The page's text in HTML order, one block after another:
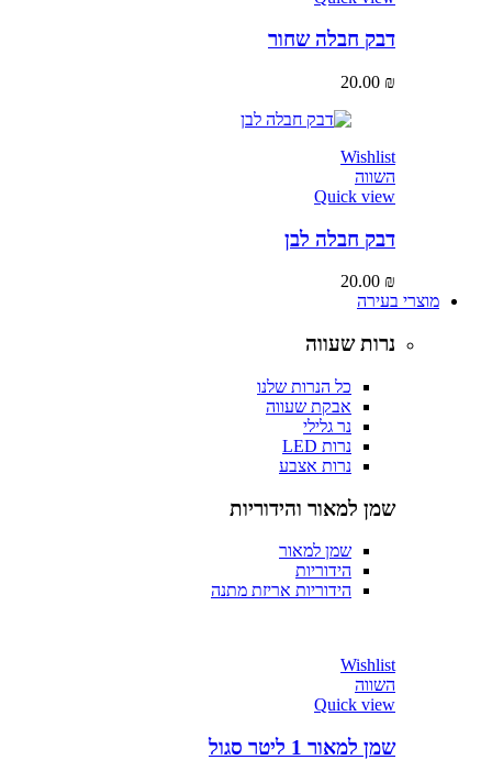
דבק חבלה שחור
20.00 ₪
Wishlist
השווה
Quick view
דבק חבלה לבן
20.00 ₪
מוצרי בעירה
נרות שעווה
כל הנרות שלנו
אבקת שעווה
נר גלילי
נרות LED
נרות אצבע
שמן למאור והידוריות
שמן למאור
הידוריות
הידוריות אריזת מתנה
Wishlist
השווה
Quick view
שמן למאור 1 ליטר סגול